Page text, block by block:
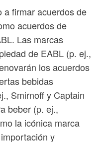
a firmar acuerdos de
acuerdos de
Las marcas
de EABL (p. ej.,
los acuerdos
bebidas
Smirnoff y Captain
beber (p. ej.,
la icónica marca
y